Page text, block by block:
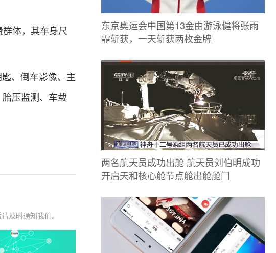
体，其车身尺
、倒车影像、主
压监测、车载
及时通知我们。
东京奥运会中国第13金由游泳健将张雨
霏斩获，一天斩获两枚金牌
两名航天员成功出舱 航天员刘伯明成功
开启天和核心舱节点舱出舱舱门